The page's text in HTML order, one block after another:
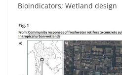
Bioindicators; Wetland design